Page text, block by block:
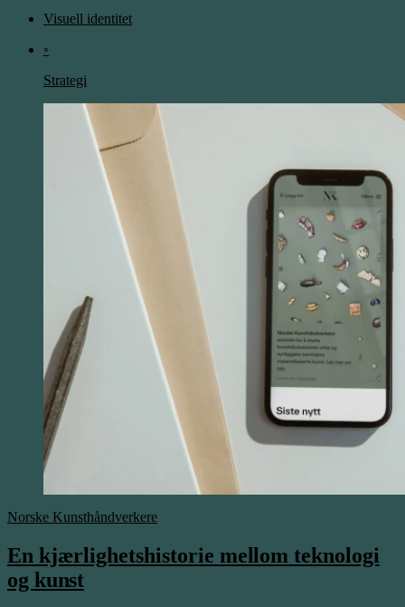
Visuell identitet
◦
Strategi
Norske Kunsthåndverkere
En kjærlighetshistorie mellom teknologi
og kunst